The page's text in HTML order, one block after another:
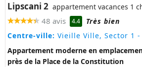
Lipscani 2 appartement vacances 1
48 avis 4.4
Très bien
Centre-ville: Vieille Ville, Sector 1 -
Appartement moderne en
près de la Place de la Constitution